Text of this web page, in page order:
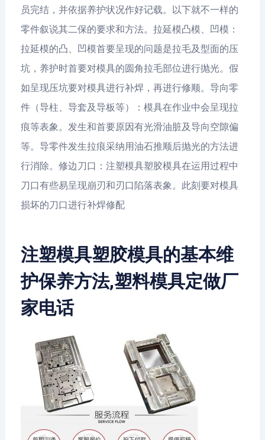
员完结，并依据养护状况作好记载。以下就不一样的
零件叙说其二保的要求和方法。拉延模凸模、凹模：
拉延模的凸、凹模首要呈现的问题是拉毛及型面的压
坑，养护时首要对模具的圆角拉毛部位进行抛光。假
如呈现压坑要对模具进行补焊，再进行修顺。导向零
件（导柱、导套及导板等）：模具在作业中会呈现拉
痕等表象。发生和首要原因有光滑油脏及导向空隙偏
等。导零件发生拉痕采纳用油石推顺后抛光的方法进
行消除。修边刀口：注塑模具塑胶模具在运用过程中
刀口有些易呈现崩刃和刃口陷落表象。此刻要对模具
损坏的刀口进行补焊修配
注塑模具塑胶模具的基本维
护保养方法,塑料模具定做厂
家电话